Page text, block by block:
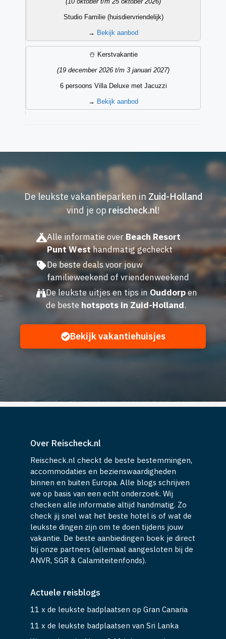
Studio Familie (huisdiervriendelijk)
→ Bekijk aanbod
☃️ Kerstvakantie
(19 december 2026 t/m 3 januari 2027)
6 persoons Villa Deluxe met Jacuzzi
→ Bekijk aanbod
De leukste vakantieparken in Zuid-Holland
vind je op reischeck.nl!
Alle informatie over Beach Resort
Punt Westhandmatig gecheckt
De beste deals voor jouw
familieweekend of vriendenweekend
De leukste uitjes en tips inOuddorpen
de beste hotspots in Zuid-Holland.
Bekijk vakantiehuisjes
Over Reischeck.nl
Reischeck.nl checkt de beste bestemmingen,
accommodaties en bezienswaardigheden
binnen en buiten Europa. Alle blogs schrijven
we op basis van een echt onderzoek. Wij
checken alle informatie altijd handmatig. Zo
check jij snel wat het beste hotel is of wat de
leukste dingen zijn om te doen tijdens jouw
vakantie. De beste aanbiedingen boek je direct
bij onze partners (allemaal aangesloten bij de
ANVR, SGR & Calamiteitenfonds).
Actuele reisblogs
11 x de leukste badplaatsen op Gran Canaria
11 x de leukste badplaatsen van Sri Lanka